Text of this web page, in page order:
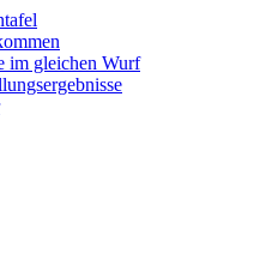
im gleichen Wurf